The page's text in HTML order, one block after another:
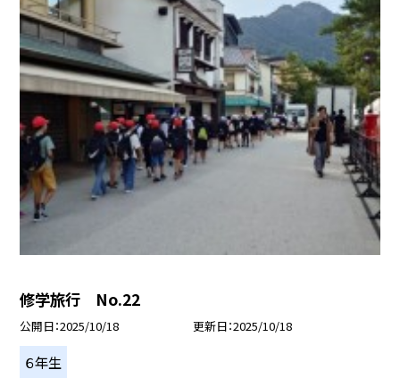
修学旅行 No.22
公開日 2025/10/18 更新日 2025/10/18
６年生